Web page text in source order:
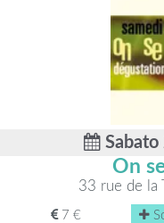
On
33 rue de la
7 €